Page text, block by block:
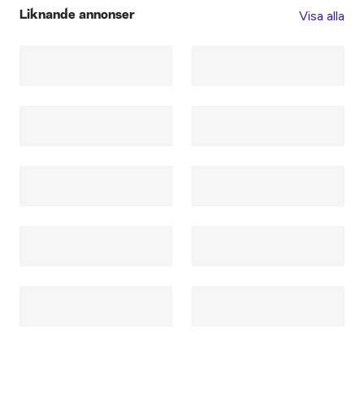
Liknande annonser Visa alla